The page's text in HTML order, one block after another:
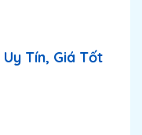
Uy Tín, Giá Tốt